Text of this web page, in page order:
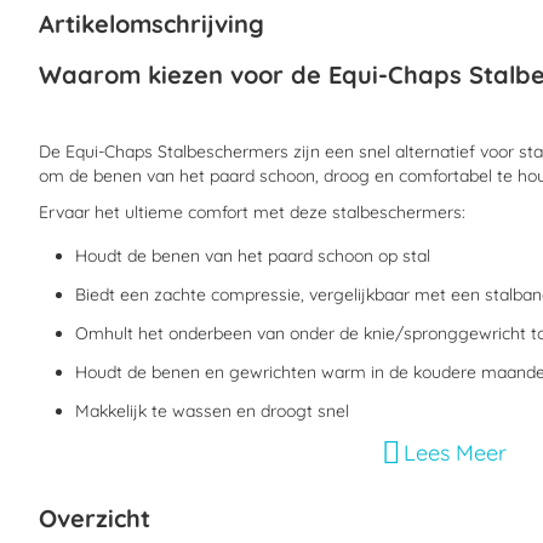
van
afbeeldingen-
Artikelomschrijving
Waarom kiezen voor de Equi-Chaps
De Equi-Chaps Stalbeschermers zijn een snel alternatief voor
om de benen van het paard schoon, droog en comfortabel te
Ervaar het ultieme comfort met deze stalbeschermers:
Houdt de benen van het paard schoon op stal
Biedt een zachte compressie, vergelijkbaar met een
Omhult het onderbeen van onder de knie/spronggewricht
Houdt de benen en gewrichten warm in de koudere
Makkelijk te wassen en droogt snel
Lees Meer
Overzicht